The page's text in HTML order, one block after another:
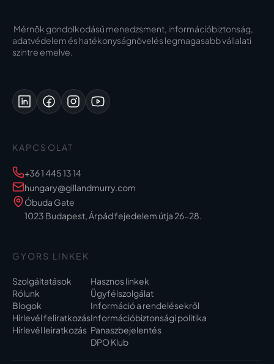
Mérnök gondolkodású menedzsment, információbiztonság,
adatvédelem és hatékonyságnövelés legmagasabb vállalati
szintre emelve.
KAPCSOLAT
+36 1 445 13 14
hungary@gillandmurry.com
Óbuda Gate
1023 Budapest, Árpád fejedelem útja 26-28.
GYORS LINKEK
Szolgáltatások
Rólunk
Blogok
Hírlevél feliratkozás
Hírlevél leiratkozás
Hasznos linkek
Ügyfélszolgálat
Információ a rendelésekről
Információbiztonsági politika
Panaszbejelentés
DPO Klub